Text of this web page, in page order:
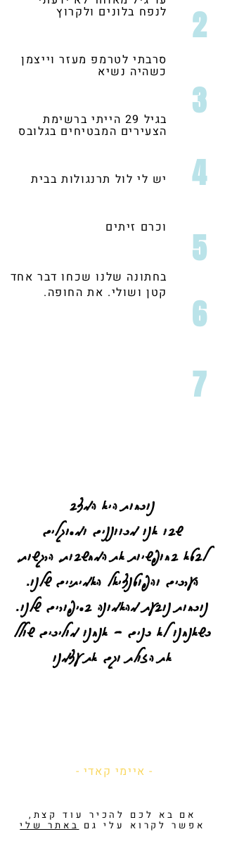
אם בא לכם להכיר עוד קצת,
אפשר לקרוא עלי גם באתר שלי
2
3
7
4
5
6
- איימי קאדי -
נוכחות היא המצב
שבו אנו מכווננים ומסוגלים
לבטא בחופשיות את המחשבות, הרגשות,
הערכים והפוטנציאל האמיתיים שלנו.
נוכחות נובעת מהאמונה בסיפורים שלנו.
כשאנחנו לא כנים – אנחנו מוליכים שולל
את הזולתוגם את עצמנו
לנפח בלונים ולקרוץ
סרבתי לטרמפ מעזר וייצמן
כשהיה נשיא
בגיל 29 הייתי ברשימת
הצעירים המבטיחים בגלובס
יש לי לול תרנגולות בבית
וכרם זיתים
בחתונה שלנו שכחו דבר אחד
קטן ושולי. את החופה.